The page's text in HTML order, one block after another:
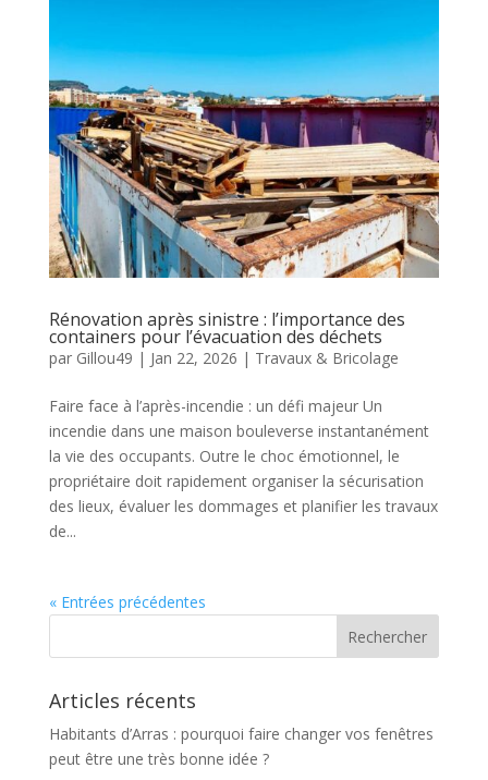
Rénovation après sinistre : l’importance des
containers pour l’évacuation des déchets
par Gillou49 | Jan 22, 2026 | Travaux & Bricolage
Faire face à l’après-incendie : un défi majeur Un
incendie dans une maison bouleverse instantanément
la vie des occupants. Outre le choc émotionnel, le
propriétaire doit rapidement organiser la sécurisation
des lieux, évaluer les dommages et planifier les travaux
de...
« Entrées précédentes
Articles récents
Habitants d’Arras : pourquoi faire changer vos fenêtres
peut être une très bonne idée ?